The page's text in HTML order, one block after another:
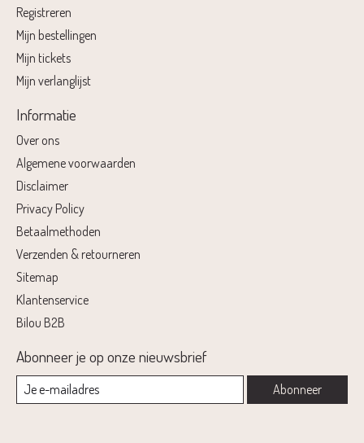
Registreren
Mijn bestellingen
Mijn tickets
Mijn verlanglijst
Informatie
Over ons
Algemene voorwaarden
Disclaimer
Privacy Policy
Betaalmethoden
Verzenden & retourneren
Sitemap
Klantenservice
Bilou B2B
Abonneer je op onze nieuwsbrief
Abonneer